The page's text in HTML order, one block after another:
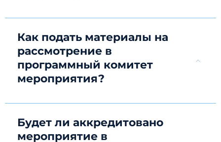
Как подать материалы на
рассмотрение в
программный комитет
мероприятия?
Будет ли аккредитовано
мероприятие в